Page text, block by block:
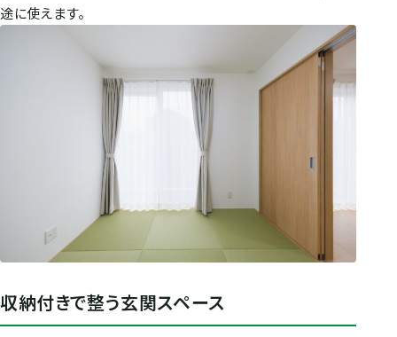
途に使えます。
収納付きで整う玄関スペース